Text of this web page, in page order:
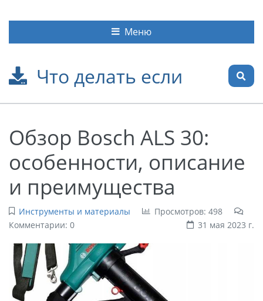
Что делать если
Меню
Обзор Bosch ALS 30:
особенности, описание
и преимущества
Инструменты и материалы
Просмотров: 498
Комментарии: 0
31 мая 2023 г.